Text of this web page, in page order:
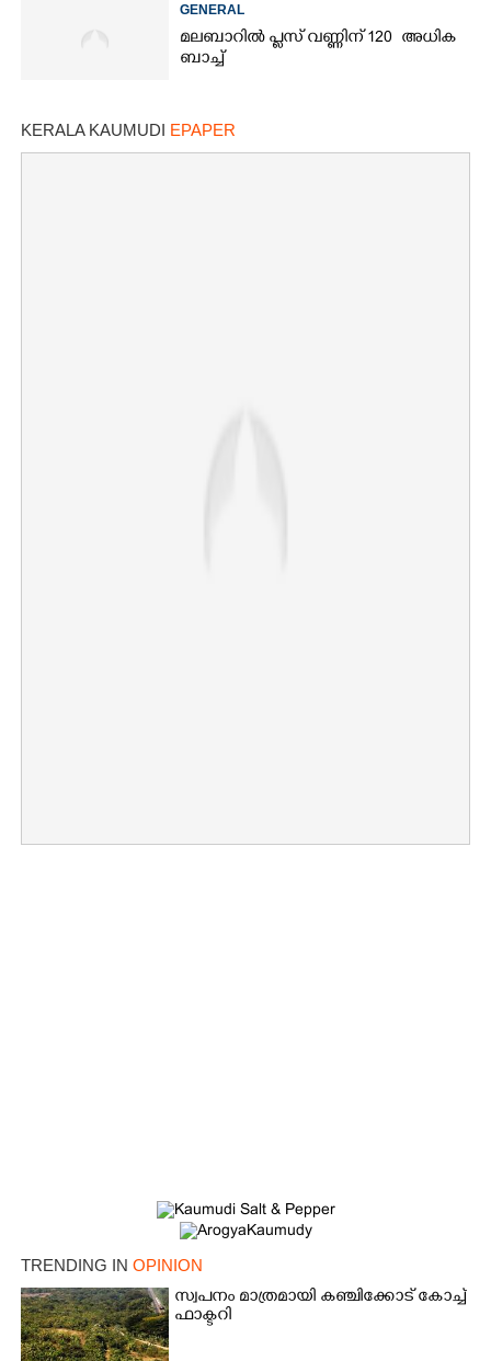
GENERAL
മലബാറിൽ പ്ലസ് വണ്ണിന് 120 അധിക
ബാച്ച്
KERALA KAUMUDI EPAPER
TRENDING IN OPINION
സ്വപനം മാത്രമായി കഞ്ചിക്കോട് കോച്ച്
ഫാക്ടറി
Share this link
Copy Link